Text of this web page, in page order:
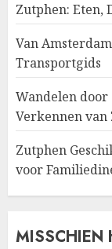
Zutphen: Eten,
Van
Transportgids
Wandelen
Verkennen van
Zutphen
voor
MISSCHIEN